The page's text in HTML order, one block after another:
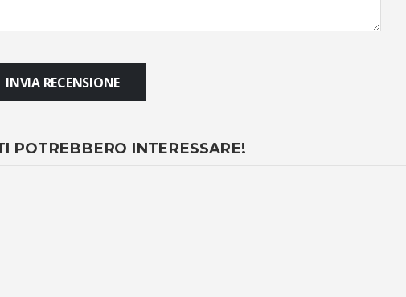
INVIA RECENSIONE
POTREBBERO INTERESSARE!